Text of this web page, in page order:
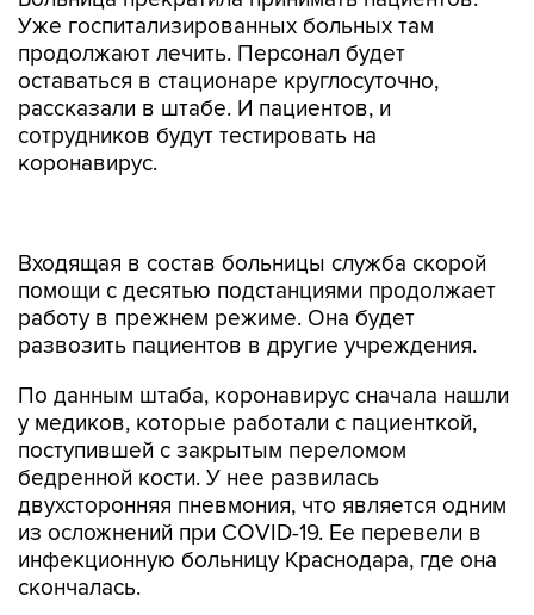
Уже госпитализированных больных там
продолжают лечить. Персонал будет
оставаться в стационаре круглосуточно,
рассказали в штабе. И пациентов, и
сотрудников будут тестировать на
коронавирус.
Входящая в состав больницы служба скорой
помощи с десятью подстанциями продолжает
работу в прежнем режиме. Она будет
развозить пациентов в другие учреждения.
По данным штаба, коронавирус сначала нашли
у медиков, которые работали с пациенткой,
поступившей с закрытым переломом
бедренной кости. У нее развилась
двухсторонняя пневмония, что является одним
из осложнений при COVID-19. Ее перевели в
инфекционную больницу Краснодара, где она
скончалась.